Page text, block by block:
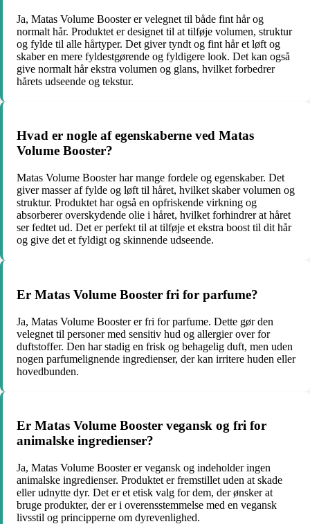
Ja, Matas Volume Booster er velegnet til både fint hår og
normalt hår. Produktet er designet til at tilføje volumen, struktur
og fylde til alle hårtyper. Det giver tyndt og fint hår et løft og
skaber en mere fyldestgørende og fyldigere look. Det kan også
give normalt hår ekstra volumen og glans, hvilket forbedrer
hårets udseende og tekstur.
Hvad er nogle af egenskaberne ved Matas
Volume Booster?
Matas Volume Booster har mange fordele og egenskaber. Det
giver masser af fylde og løft til håret, hvilket skaber volumen og
struktur. Produktet har også en opfriskende virkning og
absorberer overskydende olie i håret, hvilket forhindrer at håret
ser fedtet ud. Det er perfekt til at tilføje et ekstra boost til dit hår
og give det et fyldigt og skinnende udseende.
Er Matas Volume Booster fri for parfume?
Ja, Matas Volume Booster er fri for parfume. Dette gør den
velegnet til personer med sensitiv hud og allergier over for
duftstoffer. Den har stadig en frisk og behagelig duft, men uden
nogen parfumelignende ingredienser, der kan irritere huden eller
hovedbunden.
Er Matas Volume Booster vegansk og fri for
animalske ingredienser?
Ja, Matas Volume Booster er vegansk og indeholder ingen
animalske ingredienser. Produktet er fremstillet uden at skade
eller udnytte dyr. Det er et etisk valg for dem, der ønsker at
bruge produkter, der er i overensstemmelse med en vegansk
livsstil og principperne om dyrevenlighed.